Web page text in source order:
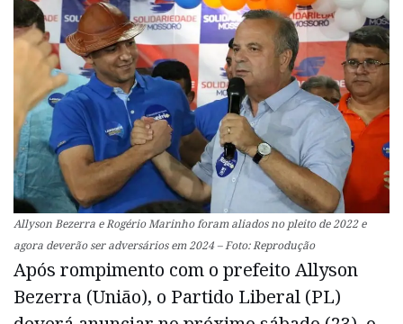
Allyson Bezerra e Rogério Marinho foram aliados no pleito de 2022 e
agora deverão ser adversários em 2024 – Foto: Reprodução
Após rompimento com o prefeito Allyson
Bezerra (União), o Partido Liberal (PL)